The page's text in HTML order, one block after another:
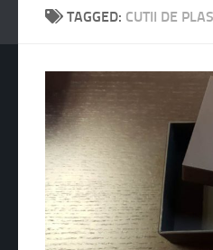
TAGGED: CUTII DE